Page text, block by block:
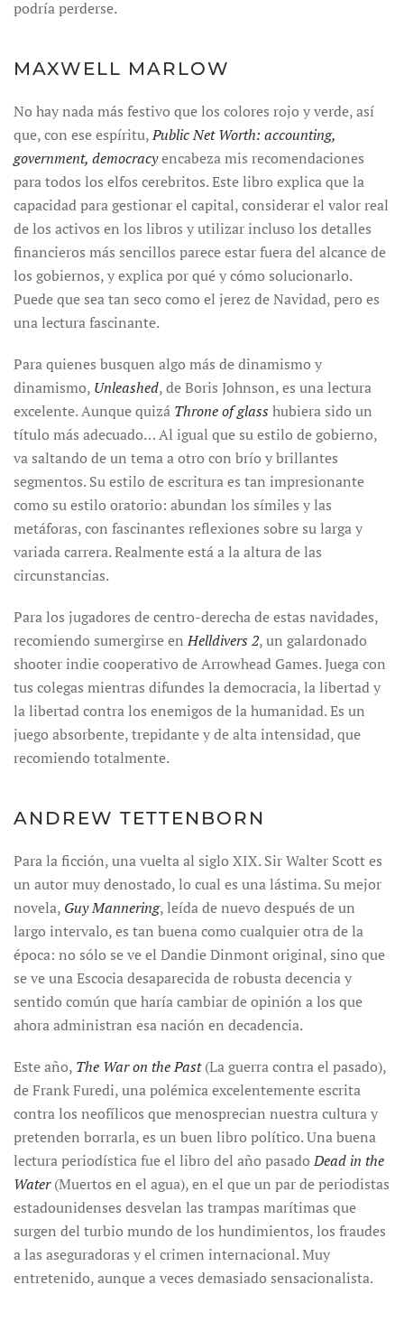
podría perderse.
MAXWELL MARLOW
No hay nada más festivo que los colores rojo y verde, así
que, con ese espíritu,Public Net Worth: accounting,
government, democracyencabeza mis recomendaciones
para todos los elfos cerebritos. Este libro explica que la
capacidad para gestionar el capital, considerar el valor real
de los activos en los libros y utilizar incluso los detalles
financieros más sencillos parece estar fuera del alcance de
los gobiernos, y explica por qué y cómo solucionarlo.
Puede que sea tan seco como el jerez de Navidad, pero es
una lectura fascinante.
Para quienes busquen algo más de dinamismo y
dinamismo, Unleashed, de Boris Johnson, es una lectura
excelente. Aunque quizá Throne of glass hubiera sido un
título más adecuado… Al igual que su estilo de gobierno,
va saltando de un tema a otro con brío y brillantes
segmentos. Su estilo de escritura es tan impresionante
como su estilo oratorio: abundan los símiles y las
metáforas, con fascinantes reflexiones sobre su larga y
variada carrera. Realmente está a la altura de las
circunstancias.
Para los jugadores de centro-derecha de estas navidades,
recomiendo sumergirse enHelldivers 2, un galardonado
shooter indie cooperativo de Arrowhead Games. Juega con
tus colegas mientras difundes la democracia, la libertad y
la libertad contra los enemigos de la humanidad. Es un
juego absorbente, trepidante y de alta intensidad, que
recomiendo totalmente.
ANDREW TETTENBORN
Para la ficción, una vuelta al siglo XIX. Sir Walter Scott es
un autor muy denostado, lo cual es una lástima. Su mejor
novela, Guy Mannering, leída de nuevo después de un
largo intervalo, es tan buena como cualquier otra de la
época: no sólo se ve el Dandie Dinmont original, sino que
se ve una Escocia desaparecida de robusta decencia y
sentido común que haría cambiar de opinión a los que
ahora administran esa nación en decadencia.
Este año, The War on the Past(La guerra contra el pasado),
de Frank Furedi, una polémica excelentemente escrita
contra los neofílicos que menosprecian nuestra cultura y
pretenden borrarla, es un buen libro político. Una buena
lectura periodística fue el libro del año pasadoDead in the
Water(Muertos en el agua), en el que un par de periodistas
estadounidenses desvelan las trampas marítimas que
surgen del turbio mundo de los hundimientos, los fraudes
a las aseguradoras y el crimen internacional. Muy
entretenido, aunque a veces demasiado sensacionalista.